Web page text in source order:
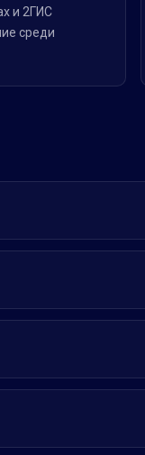
и 2ГИС
среди